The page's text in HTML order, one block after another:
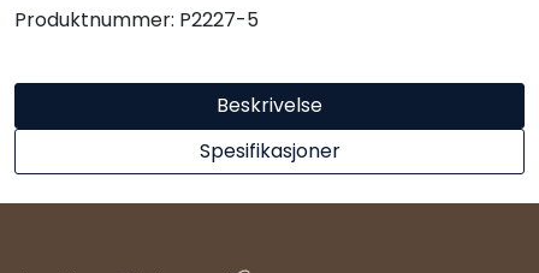
Produktnummer: P2227-5
Beskrivelse
Spesifikasjoner